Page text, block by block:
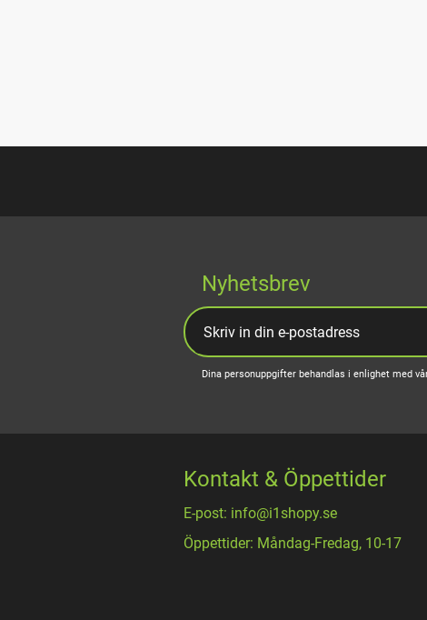
Nyhetsbrev
Dina personuppgifter behandlas i enlighet med
Kontakt & Öppettider
E-post: info@i1shopy.se
Öppettider: Måndag-Fredag, 10-17